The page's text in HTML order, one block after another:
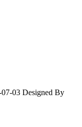
03 Designed By